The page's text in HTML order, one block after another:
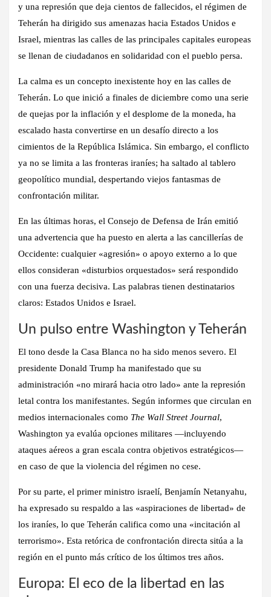
y una represión que deja cientos de fallecidos, el régimen de
Teherán ha dirigido sus amenazas hacia Estados Unidos e
Israel, mientras las calles de las principales capitales europeas
se llenan de ciudadanos en solidaridad con el pueblo persa.
La calma es un concepto inexistente hoy en las calles de
Teherán. Lo que inició a finales de diciembre como una serie
de quejas por la inflación y el desplome de la moneda, ha
escalado hasta convertirse en un desafío directo a los
cimientos de la República Islámica. Sin embargo, el conflicto
ya no se limita a las fronteras iraníes; ha saltado al tablero
geopolítico mundial, despertando viejos fantasmas de
confrontación militar.
En las últimas horas, el Consejo de Defensa de Irán emitió
una advertencia que ha puesto en alerta a las cancillerías de
Occidente: cualquier «agresión» o apoyo externo a lo que
ellos consideran «disturbios orquestados» será respondido
con una fuerza decisiva. Las palabras tienen destinatarios
claros: Estados Unidos e Israel.
Un pulso entre Washington y Teherán
El tono desde la Casa Blanca no ha sido menos severo. El
presidente Donald Trump ha manifestado que su
administración «no mirará hacia otro lado» ante la represión
letal contra los manifestantes. Según informes que circulan en
medios internacionales como The Wall Street Journal,
Washington ya evalúa opciones militares —incluyendo
ataques aéreos a gran escala contra objetivos estratégicos—
en caso de que la violencia del régimen no cese.
Por su parte, el primer ministro israelí, Benjamín Netanyahu,
ha expresado su respaldo a las «aspiraciones de libertad» de
los iraníes, lo que Teherán califica como una «incitación al
terrorismo». Esta retórica de confrontación directa sitúa a la
región en el punto más crítico de los últimos tres años.
Europa: El eco de la libertad en las